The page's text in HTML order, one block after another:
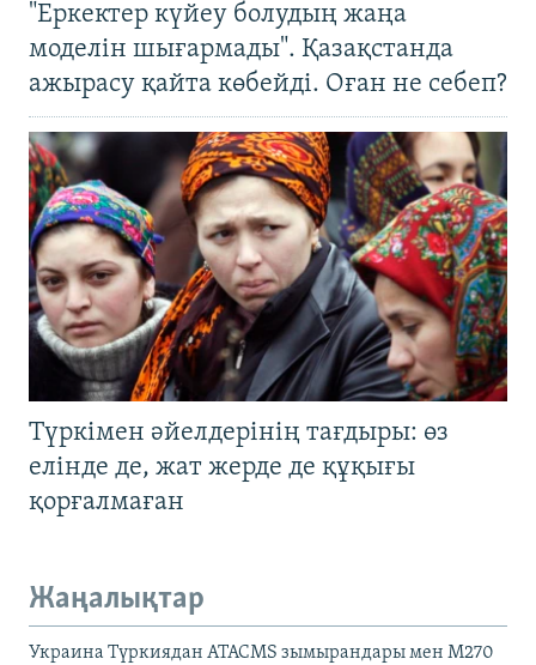
"Еркектер күйеу болудың жаңа
моделін шығармады". Қазақстанда
ажырасу қайта көбейді. Оған не себеп?
Түркімен әйелдерінің тағдыры: өз
елінде де, жат жерде де құқығы
қорғалмаған
Жаңалықтар
Украина Түркиядан ATACMS зымырандары мен M270